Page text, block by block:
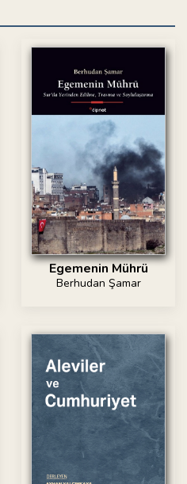
Egemenin Mührü
Berhudan Şamar